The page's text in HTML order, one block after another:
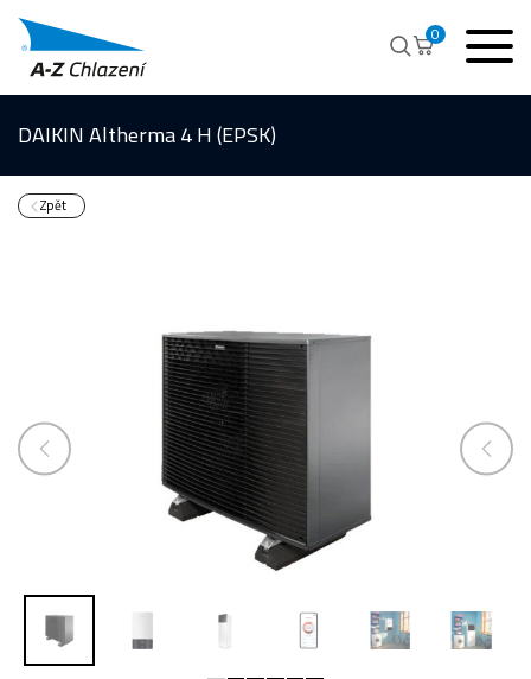
0
DAIKIN Altherma 4 H (EPSK)
Zpět